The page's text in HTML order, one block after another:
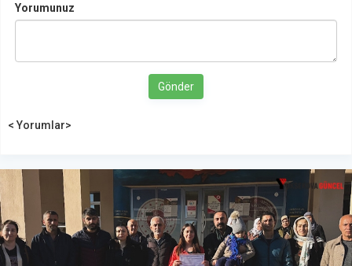
Yorumunuz
Gönder
< Yorumlar>